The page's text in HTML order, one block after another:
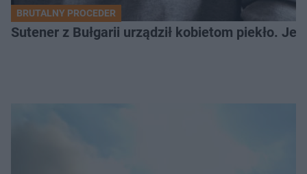
BRUTALNY PROCEDER
Sutener z Bułgarii urządził kobietom piekło.